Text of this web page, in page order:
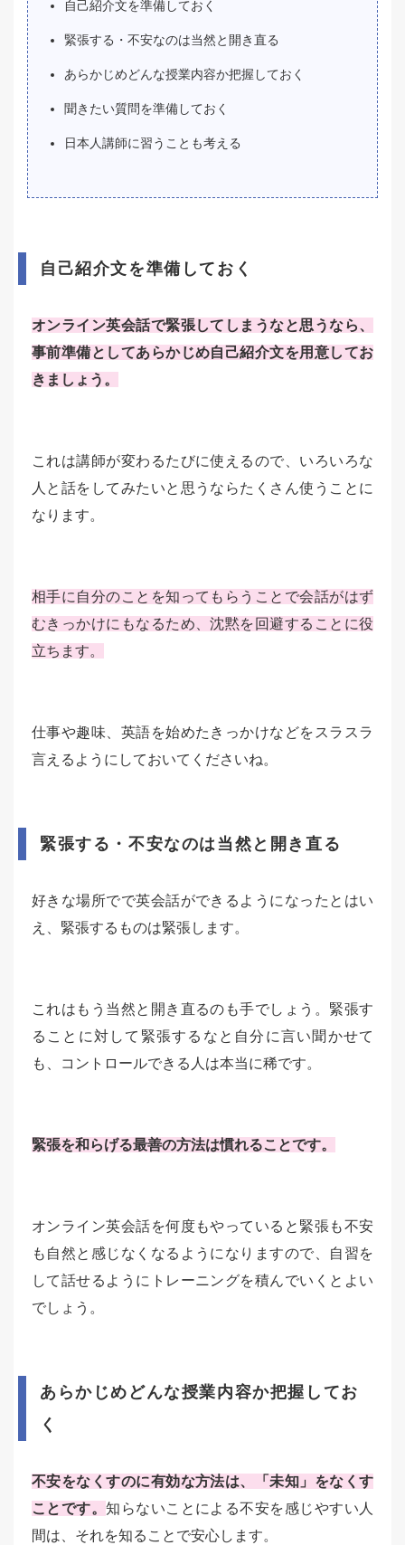
自己紹介文を準備しておく
緊張する・不安なのは当然と開き直る
あらかじめどんな授業内容か把握しておく
聞きたい質問を準備しておく
日本人講師に習うことも考える
自己紹介文を準備しておく
オンライン英会話で緊張してしまうなと思うなら、
事前準備としてあらかじめ自己紹介文を用意してお
きましょう。
これは講師が変わるたびに使えるので、いろいろな
人と話をしてみたいと思うならたくさん使うことに
なります。
相手に自分のことを知ってもらうことで会話がはず
むきっかけにもなるため、沈黙を回避することに役
立ちます。
仕事や趣味、英語を始めたきっかけなどをスラスラ
言えるようにしておいてくださいね。
緊張する・不安なのは当然と開き直る
好きな場所でで英会話ができるようになったとはい
え、緊張するものは緊張します。
これはもう当然と開き直るのも手でしょう。緊張す
ることに対して緊張するなと自分に言い聞かせて
も、コントロールできる人は本当に稀です。
緊張を和らげる最善の方法は慣れることです。
オンライン英会話を何度もやっていると緊張も不安
も自然と感じなくなるようになりますので、自習を
して話せるようにトレーニングを積んでいくとよい
でしょう。
あらかじめどんな授業内容か把握してお
く
不安をなくすのに有効な方法は、「未知」をなくす
ことです。知らないことによる不安を感じやすい人
間は、それを知ることで安心します。